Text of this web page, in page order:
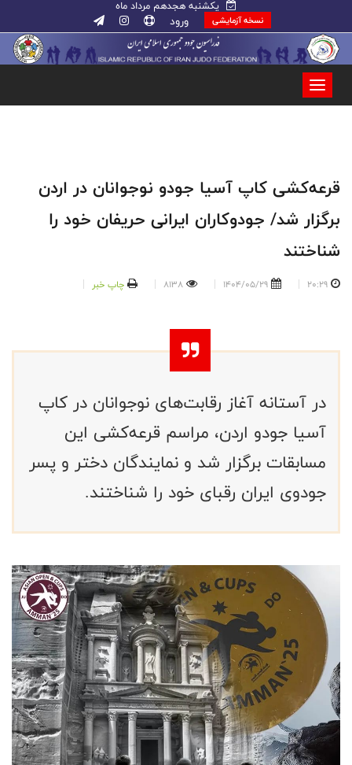
یکشنبه هجدهم مرداد ماه
نسخه آزمایشی ورود
قرعه‌کشی کاپ آسیا جودو نوجوانان در اردن
برگزار شد/ جودوکاران ایرانی حریفان خود را
شناختند
20:29
1404/05/29
8138 چاپ خبر
در آستانه آغاز رقابت‌های نوجوانان در کاپ
آسیا جودو اردن، مراسم قرعه‌کشی این
مسابقات برگزار شد و نمایندگان دختر و پسر
جودوی ایران رقبای خود را شناختند.